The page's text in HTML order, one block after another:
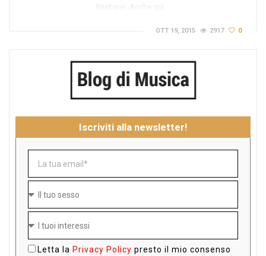
Brisbane. Anche qui,…
OTT 19, 2015 2917 0
Iscriviti alla newsletter!
Letta la Privacy Policy presto il mio consenso